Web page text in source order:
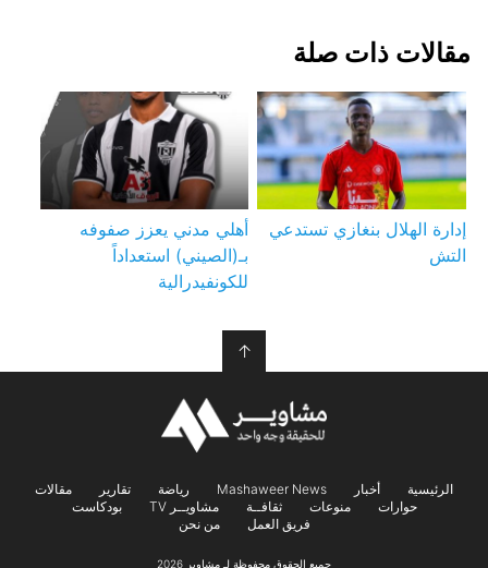
مقالات ذات صلة
إدارة الهلال بنغازي تستدعي
التش
أهلي مدني يعزز صفوفه
بـ(الصيني) استعداداً
للكونفيدرالية
↑
الرئيسية أخبار Mashaweer News رياضة تقارير
مقالات
حوارات
منوعات ثقافــة مشاويــر TV
بودكاست
فريق العمل
من نحن
جميع الحقوق محفوظة لـ مشاوير 2026